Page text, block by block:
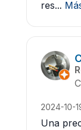
res...
2024-10-
Una